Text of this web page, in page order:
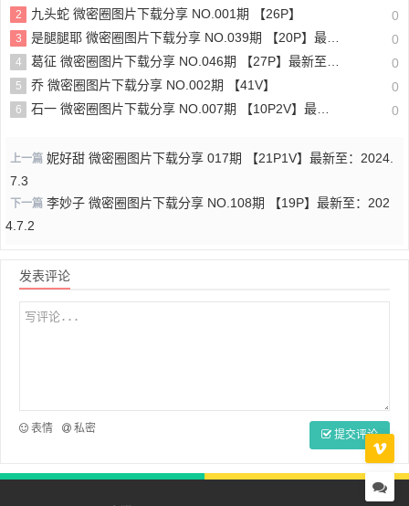
2 九头蛇 微密圈图片下载分享 NO.001期 【26P】 0
3 是腿腿耶 微密圈图片下载分享 NO.039期 【20P】最新至：2024.7.7 0
4 葛征 微密圈图片下载分享 NO.046期 【27P】最新至：2023.7.5 0
5 乔 微密圈图片下载分享 NO.002期 【41V】 0
6 石一 微密圈图片下载分享 NO.007期 【10P2V】最新至：2023.7.8 0
上一篇 妮好甜 微密圈图片下载分享 017期 【21P1V】最新至：2024.
7.3
下一篇 李妙子 微密圈图片下载分享 NO.108期 【19P】最新至：202
4.7.2
发表评论
表情 私密 提交评论